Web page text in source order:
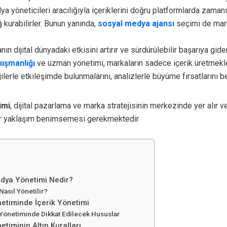
yöneticileri aracılığıyla içeriklerini doğru platformlarda
Bunun yanında, sosyal medya ajansı seçimi de
dijital dünyadaki etkisini artırır ve sürdürülebilir başarıya
ve uzman yönetimi, markaların sadece içerik
etkileşimde bulunmalarını, analizlerle büyüme fırsatlarını
, dijital pazarlama ve marka stratejisinin merkezinde yer alır
benimsemesi gerekmektedir.
Yönetimi Nedir?
Yönetilir?
İçerik Yönetimi
Dikkat Edilecek Hususlar